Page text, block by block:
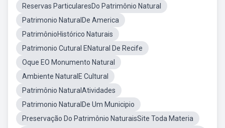
Reservas ParticularesDo Patrimônio Natural
Patrimonio NaturalDe America
PatrimônioHistórico Naturais
Patrimonio Cutural ENatural De Recife
Oque EO Monumento Natural
Ambiente NaturalE Cultural
Patrimônio NaturalAtividades
Patrimonio NaturalDe Um Municipio
Preservação Do Patrimônio NaturaisSite Toda Materia